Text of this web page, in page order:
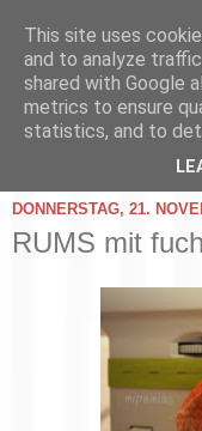
DONNERSTAG, 21.
RUMS mit
This site uses
and to analyze
shared with Google
metrics to ensure
statistics, and to